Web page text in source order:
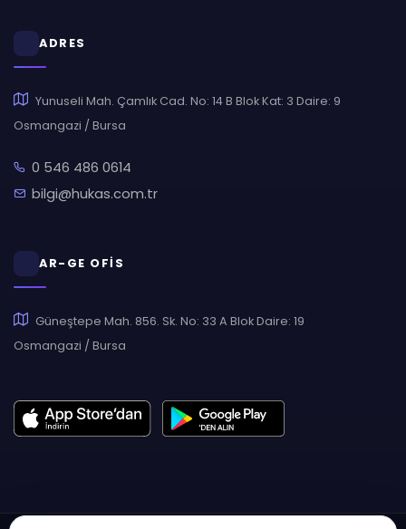
ADRES
Yunuseli Mah. Çamlık Cad. No: 14 B Blok Kat: 3 Daire: 9
Osmangazi / Bursa
0 546 486 0614
bilgi@hukas.com.tr
AR-GE OFİS
Güneştepe Mah. 856. Sk. No: 33 A Blok Daire: 19
Osmangazi / Bursa